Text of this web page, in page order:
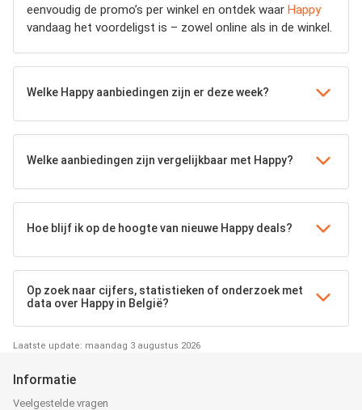
eenvoudig de promo’s per winkel en ontdek waar Happy
vandaag het voordeligst is – zowel online als in de winkel.
Welke Happy aanbiedingen zijn er deze week?
Welke aanbiedingen zijn vergelijkbaar met Happy?
Hoe blijf ik op de hoogte van nieuwe Happy deals?
Op zoek naar cijfers, statistieken of onderzoek met
data over Happy in België?
Laatste update: maandag 3 augustus 2026
Informatie
Veelgestelde vragen